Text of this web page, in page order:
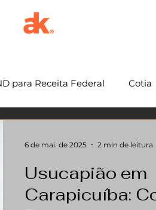
para Receita Federal Cotia
Usucapião em
Carapicuíba:
6 de mai. de 2025 2 min de leitura